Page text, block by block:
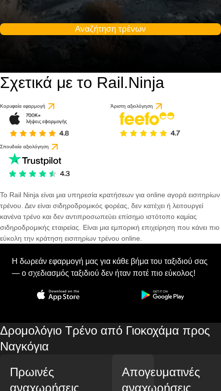
Αναζήτηση τρένων
Σχετικά με το Rail.Ninja
Κορυφαία εφαρμογή Άριστη αξιολόγηση
Σπουδαία αξιολόγηση
Το Rail Ninja είναι μια υπηρεσία κρατήσεων για online αγορά εισιτηρίων
τρένου. Δεν είναι σιδηροδρομικός φορέας, δεν κατέχει ή λειτουργεί
κανένα τρένο και δεν αντιπροσωπεύει επίσημο ιστότοπο καμίας
σιδηροδρομικής εταιρείας. Είναι μια εμπορική επιχείρηση που κάνει πιο
εύκολη την κράτηση εισιτηρίων τρένου online.
Η δωρεάν εφαρμογή μας για κάθε βήμα του ταξιδιού σας
— ο σχεδιασμός ταξιδιού δεν ήταν ποτέ πιο εύκολος!
Δρομολόγιο Τρένο από Γιοκοχάμα προς
Ναγκόγια
Πρωινές
αναχωρήσεις
Απογευματινές
αναχωρήσεις